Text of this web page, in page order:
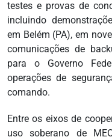
testes e provas de
incluindo
em Belém (PA), em
comunicações de
para o Governo
operações de
comando.
Entre os eixos de
uso soberano de